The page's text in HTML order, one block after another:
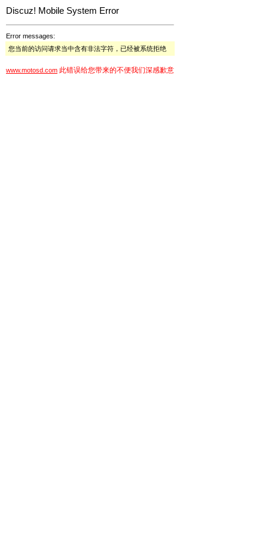
Discuz! Mobile System Error
Error messages:
您当前的访问请求当中含有非法字符，已经被系统拒绝
www.motosd.com 此错误给您带来的不便我们深感歉意